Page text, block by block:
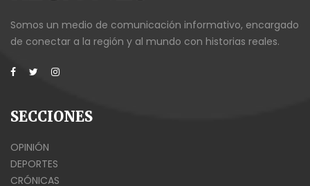
Somos un medio de comunicación informativo, encargado
de conectar a la región y al mundo con historias reales.
SECCIONES
OPINIÓN
DEPORTES
CRÓNICAS